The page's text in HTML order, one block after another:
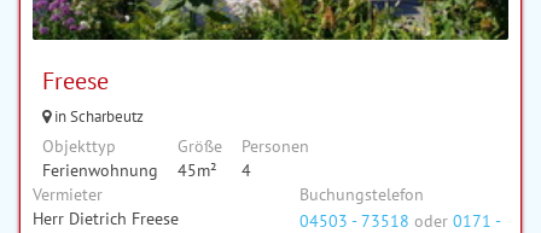
Freese
in Scharbeutz
Objekttyp
Ferienwohnung
Größe
45m²
Personen
4
Vermieter
Herr Dietrich Freese
Buchungstelefon
04503 - 73518 oder 0171 -